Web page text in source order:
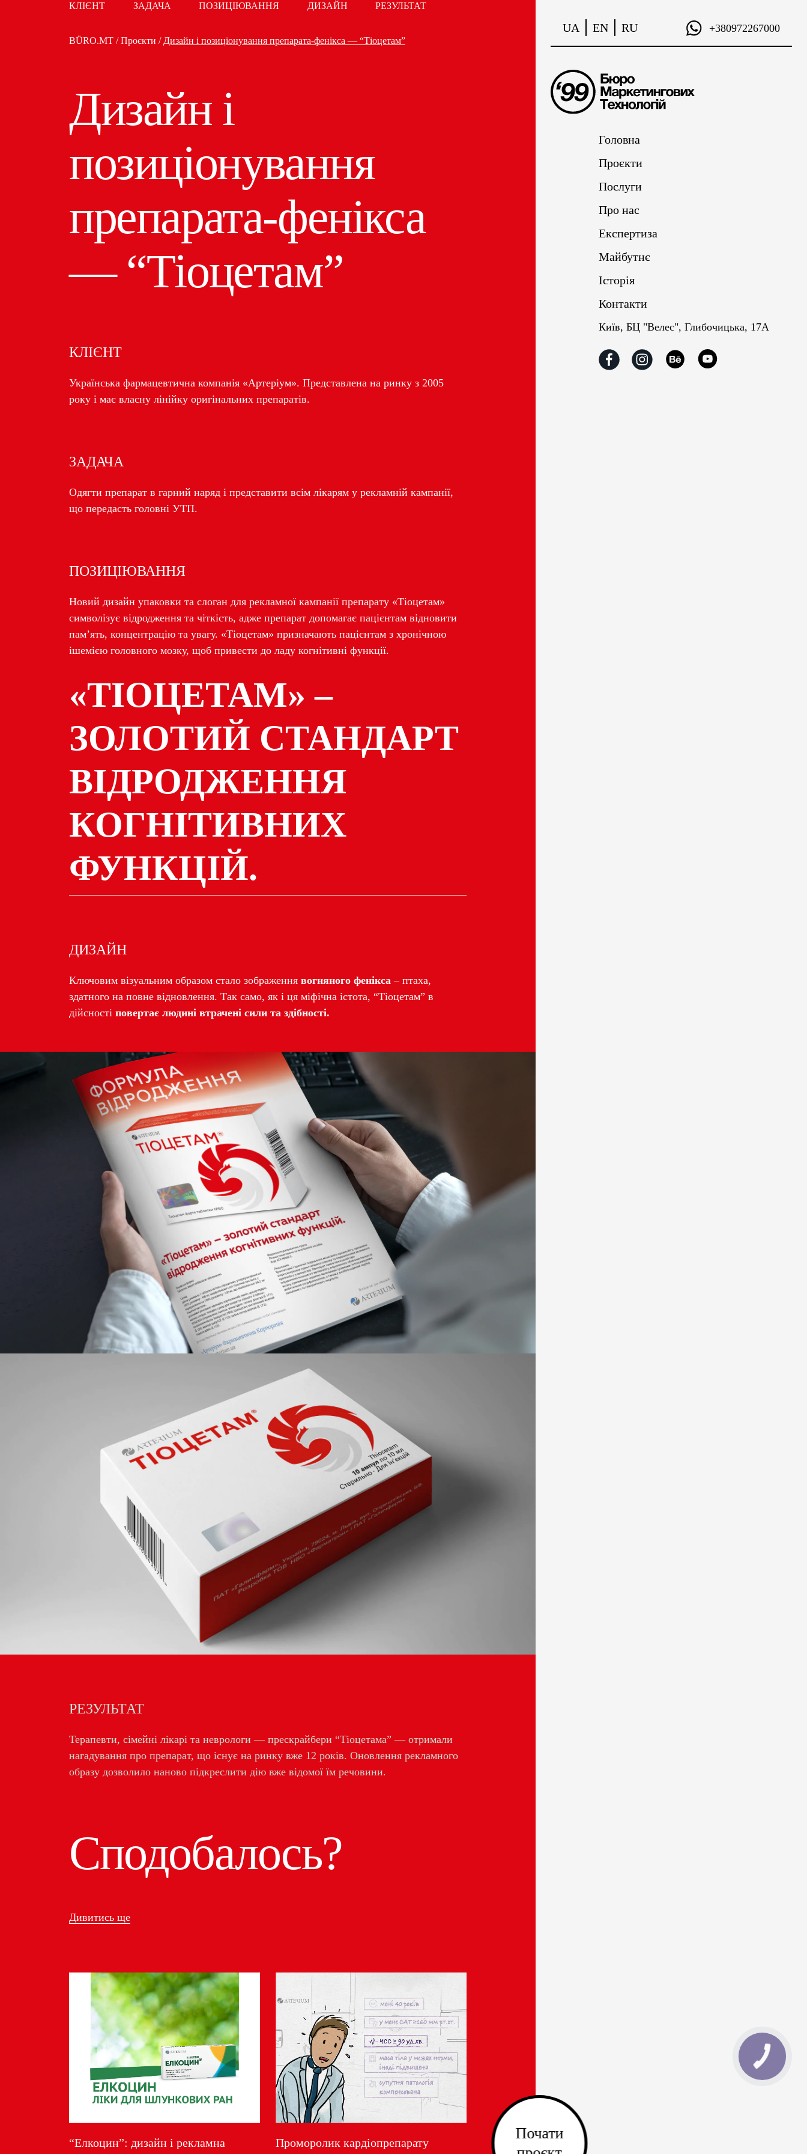
КЛІЄНТ ЗАДАЧА ПОЗИЦІЮВАННЯ ДИЗАЙН РЕЗУЛЬТАТ
BÜRO.MT/Проєкти / Дизайн і позиціонування препарата-фенікса — “Тіоцетам”
Дизайн і
позиціонування
препарата-фенікса
— “Тіоцетам”
КЛІЄНТ
Українська фармацевтична компанія «Артеріум». Представлена на ринку з 2005
року і має власну лінійку оригінальних препаратів.
ЗАДАЧА
Одягти препарат в гарний наряд і представити всім лікарям у рекламній кампанії,
що передасть головні УТП.
ПОЗИЦІЮВАННЯ
Новий дизайн упаковки та слоган для рекламної кампанії препарату «Тіоцетам»
символізує відродження та чіткість, адже препарат допомагає пацієнтам відновити
пам’ять, концентрацію та увагу. «Тіоцетам» призначають пацієнтам з хронічною
ішемією головного мозку, щоб привести до ладу когнітивні функції.
«ТІОЦЕТАМ» –
ЗОЛОТИЙ СТАНДАРТ
ВІДРОДЖЕННЯ
КОГНІТИВНИХ
ФУНКЦІЙ.
ДИЗАЙН
Ключовим візуальним образом стало зображення вогняного фенікса– птаха,
здатного на повне відновлення. Так само, як і ця міфічна істота, “Тіоцетам” в
дійсності повертає людині втрачені сили та здібності.
РЕЗУЛЬТАТ
Терапевти, сімейні лікарі та неврологи — прескрайбери “Тіоцетама” — отримали
нагадування про препарат, що існує на ринку вже 12 років. Оновлення рекламного
образу дозволило наново підкреслити дію вже відомої їм речовини.
Сподобалось?
Дивитись ще
“Елкоцин”: дизайн і рекламна
Проморолик кардіопрепарату
Почати
UA EN RU +380972267000
Головна
Проєкти
Послуги
Про нас
Експертиза
Майбутнє
Історія
Контакти
Київ, БЦ "Велес", Глибочицька, 17А